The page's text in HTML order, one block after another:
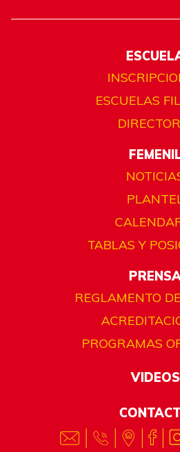
ESCUELAS
TABLAS Y
REGLAMENTO
PROGRAMAS
VIDEOS